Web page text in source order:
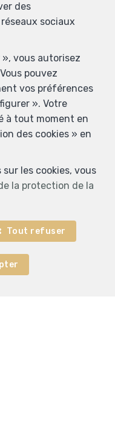
carte
des
sociaux
vous autorisez
pouvez
vos préférences
». Votre
à tout moment en
des cookies » en
les cookies, vous
la protection de la
Tout refuser